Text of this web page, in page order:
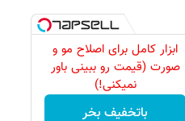
ابزار کامل برای اصلاح مو و
صورت (قیمت رو ببینی باور
نمیکنی!)
باتخفیف بخر